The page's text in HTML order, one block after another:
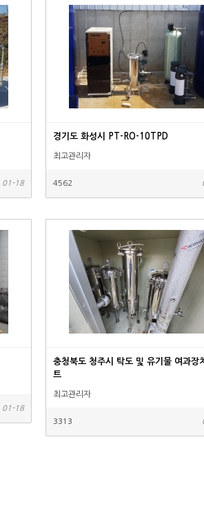
01-18
경기도 화성시 PT-RO-10TPD
최고관리자
4562
01-18
충청북도 청주시 탁도 및 유기물 여과장
트
최고관리자
3313